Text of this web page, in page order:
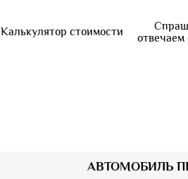
Калькулятор стоимости
отвечаем
АВТОМОБИЛЬ